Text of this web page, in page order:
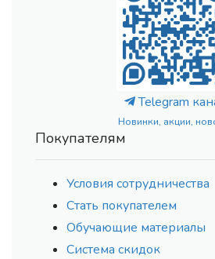
Telegram
Новинки, акции,
Покупателям
Условия сотрудничества
Стать покупателем
Обучающие материалы
Система скидок